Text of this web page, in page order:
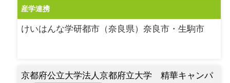
産学連携
けいはんな学研都市（奈良県）奈良市・生駒市
京都府公立大学法人京都府立大学 精華キャンパ